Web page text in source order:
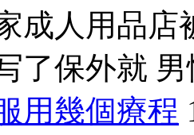
成人用品店
了保外就
用幾個療程